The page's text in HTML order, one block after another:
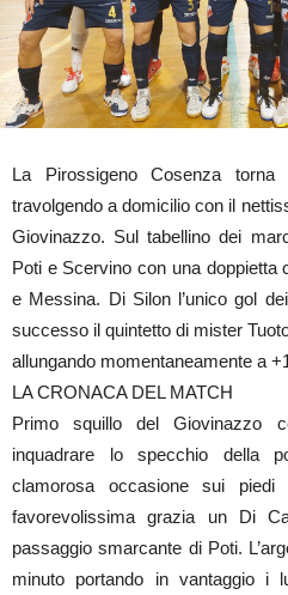
La Pirossigeno Cosenza
travolgendo a domicilio con il
Giovinazzo. Sul tabellino dei
Poti e Scervino con una doppietta
e Messina. Di Silon l’unico gol
successo il quintetto di mister
allungando momentaneamente a
LA CRONACA DEL MATCH
Primo squillo del Giovinazzo
inquadrare lo specchio della
clamorosa occasione sui
favorevolissima grazia un Di
passaggio smarcante di Poti.
minuto portando in vantaggio